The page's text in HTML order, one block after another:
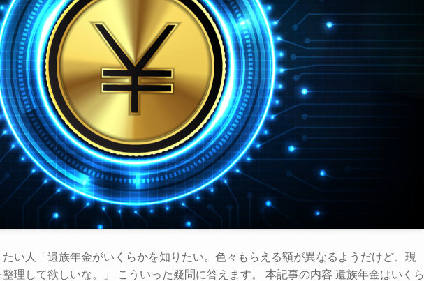
い人「遺族年金がいくらかを知りたい。色々もらえる額が異なるようだけど、現
理して欲しいな。」 こういった疑問に答えます。 本記事の内容 遺族年金はいくら